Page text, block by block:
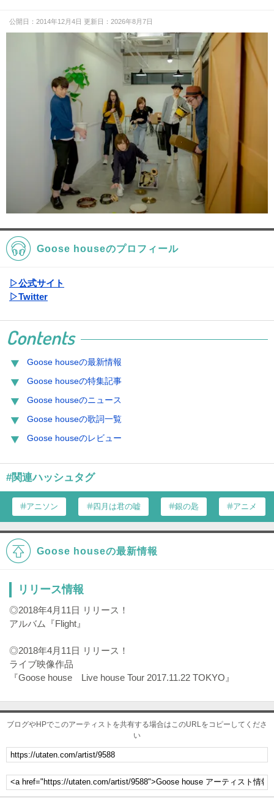
公開日：2014年12月4日 更新日：2026年8月7日
Goose houseのプロフィール
▷公式サイト
▷Twitter
Contents
Goose houseの最新情報
Goose houseの特集記事
Goose houseのニュース
Goose houseの歌詞一覧
Goose houseのレビュー
#関連ハッシュタグ
アニソン 四月は君の嘘 銀の匙 アニメ
Goose houseの最新情報
リリース情報
◎2018年4月11日 リリース！
アルバム『Flight』
◎2018年4月11日 リリース！
ライブ映像作品
『Goose house Live house Tour 2017.11.22 TOKYO』
ブログやHPでこのアーティストを共有する場合はこのURLをコピーしてくださ
い